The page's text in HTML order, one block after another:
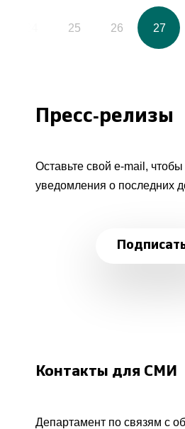
25 26 27
Пресс-релизы
Оставьте свой e-mail, чтобы
уведомления о последних
Контакты для СМИ
Департамент по связям с